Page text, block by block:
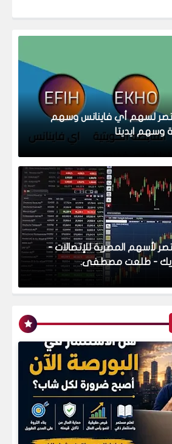
لأسهم المصرية للإتصالات -
- طلعت مصطفى.
ابوقير للاسمدة وسهم
مصر للاسمنت - قنا.